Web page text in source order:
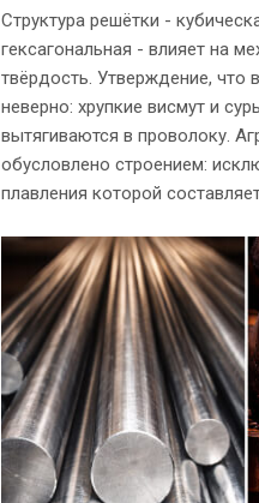
Структура решётки -
гексагональная - влияет на
твёрдость. Утверждение,
неверно: хрупкие висмут и
вытягиваются в проволоку.
обусловлено строением:
плавления которой